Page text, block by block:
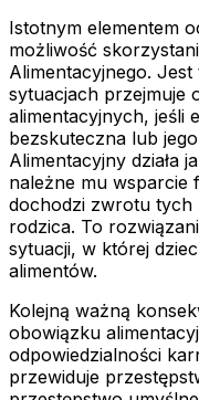
Istotnym elementem
możliwość
Alimentacyjnego.
sytuacjach przejmuje
alimentacyjnych, jeśli
bezskuteczna lub
Alimentacyjny działa
należne mu wsparcie
dochodzi zwrotu tych
rodzica. To
sytuacji, w której
alimentów.
Kolejną ważną
obowiązku
odpowiedzialności
przewiduje